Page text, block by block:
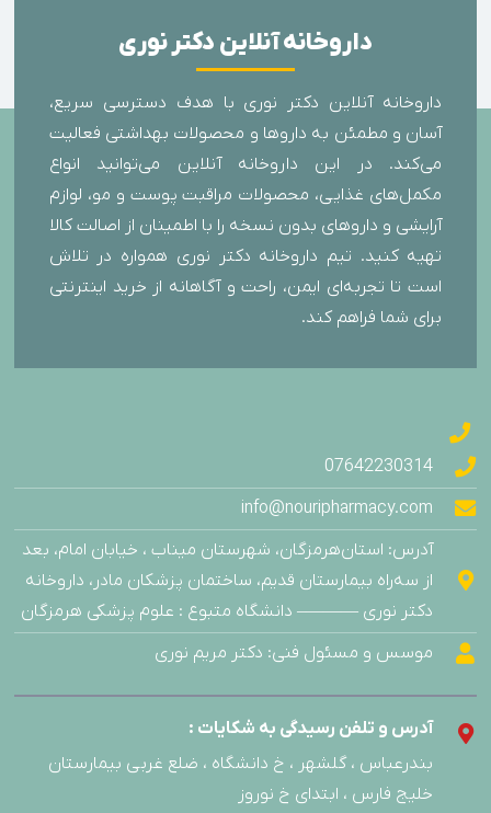
داروخانه آنلاین دکتر نوری
داروخانه آنلاین دکتر نوری با هدف دسترسی سریع،
آسان و مطمئن به داروها و محصولات بهداشتی فعالیت
می‌کند. در این داروخانه آنلاین می‌توانید انواع
مکمل‌های غذایی، محصولات مراقبت پوست و مو، لوازم
آرایشی و داروهای بدون نسخه را با اطمینان از اصالت کالا
تهیه کنید. تیم داروخانه دکتر نوری همواره در تلاش
است تا تجربه‌ای ایمن، راحت و آگاهانه از خرید اینترنتی
برای شما فراهم کند.
07642230314
info@nouripharmacy.com
آدرس: استان‌هرمزگان، شهرستان میناب ، خیابان امام، بعد
از سه‌راه بیمارستان قدیم، ساختمان پزشکان مادر، داروخانه
دکتر نوری ———– دانشگاه متبوع : علوم پزشکی هرمزگان
موسس و مسئول فنی: دکتر مریم نوری
آدرس و تلفن رسیدگی به شکایات :
بندرعباس ، گلشهر ، خ دانشگاه ، ضلع غربی بیمارستان
خلیج فارس ، ابتدای خ نوروز